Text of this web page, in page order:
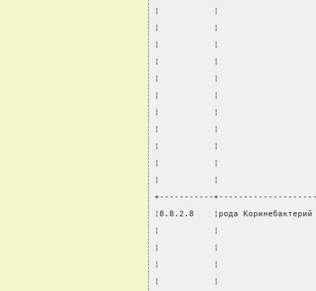
¦           ¦
¦           ¦
¦           ¦
¦           ¦
¦           ¦
¦           ¦
¦           ¦
¦           ¦
¦           ¦
¦           ¦
¦           ¦
+-----------
¦8.8.2.8    ¦рода
¦           ¦
¦           ¦
¦           ¦
¦           ¦